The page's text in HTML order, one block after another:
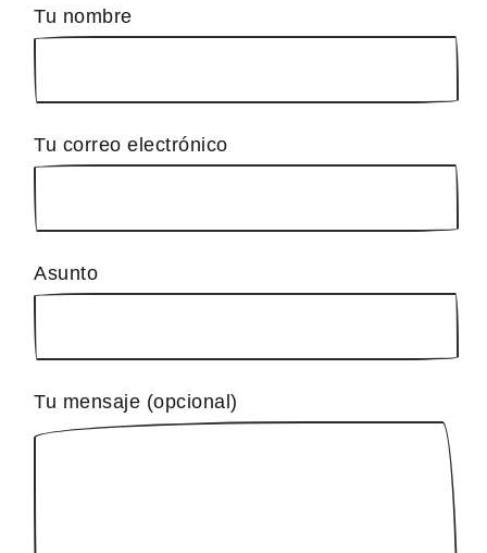
Tu nombre
Tu correo electrónico
Asunto
Tu mensaje (opcional)